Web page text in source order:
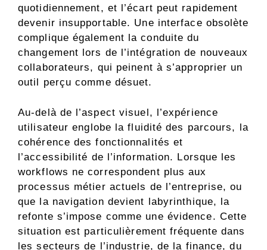
quotidiennement, et l’écart peut rapidement
devenir insupportable. Une interface obsolète
complique également la conduite du
changement lors de l’intégration de nouveaux
collaborateurs, qui peinent à s’approprier un
outil perçu comme désuet.
Au-delà de l’aspect visuel, l’expérience
utilisateur englobe la fluidité des parcours, la
cohérence des fonctionnalités et
l’accessibilité de l’information. Lorsque les
workflows ne correspondent plus aux
processus métier actuels de l’entreprise, ou
que la navigation devient labyrinthique, la
refonte s’impose comme une évidence. Cette
situation est particulièrement fréquente dans
les secteurs de l’industrie, de la finance, du